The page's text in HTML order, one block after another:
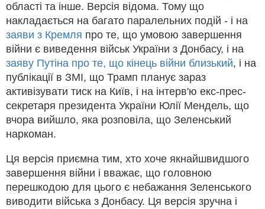
області та інше. Версія відома. Тому що
накладається на багато паралельних подій - і на
заяви з Кремля про те, що умовою завершення
війни є виведення військ України з Донбасу, і на
заяву Путіна про те, що кінець війни близький, і на
публікації в ЗМІ, що Трамп планує зараз
активізувати тиск на Київ, і на інтерв'ю екс-прес-
секретаря президента України Юлії Мендель, що
вчора вийшло, яка розповіла, що Зеленський
наркоман.
Ця версія приємна тим, хто хоче якнайшвидшого
завершення війни і вважає, що головною
перешкодою для цього є небажання Зеленського
виводити війська з Донбасу. Ця версія зручна і